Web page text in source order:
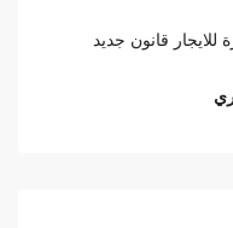
للايجار قانون جديد